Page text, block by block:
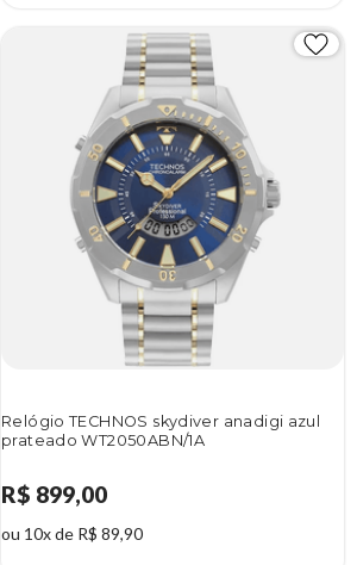
Relógio TECHNOS skydiver anadigi azul
prateado WT2050ABN/1A
R$ 899,00
ou 10x de R$ 89,90